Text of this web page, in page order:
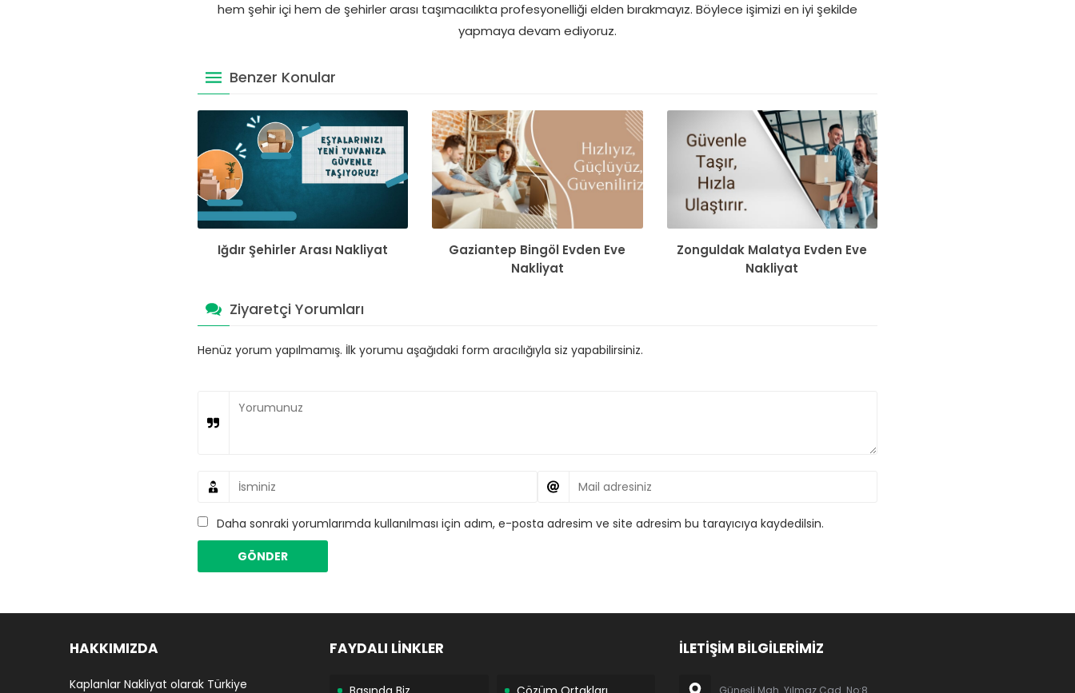
hem şehir içi hem de şehirler arası taşımacılıkta profesyonelliği elden bırakmayız. Böylece işimizi en iyi şekilde
yapmaya devam ediyoruz.
Benzer Konular
Iğdır Şehirler Arası Nakliyat
Gaziantep Bingöl Evden Eve
Nakliyat
Zonguldak Malatya Evden Eve
Nakliyat
Ziyaretçi Yorumları
Henüz yorum yapılmamış. İlk yorumu aşağıdaki form aracılığıyla siz yapabilirsiniz.
Daha sonraki yorumlarımda kullanılması için adım, e-posta adresim ve site adresim bu tarayıcıya kaydedilsin.
HAKKIMIZDA
Kaplanlar Nakliyat olarak Türkiye
FAYDALI LİNKLER İLETİŞİM BİLGİLERİMİZ